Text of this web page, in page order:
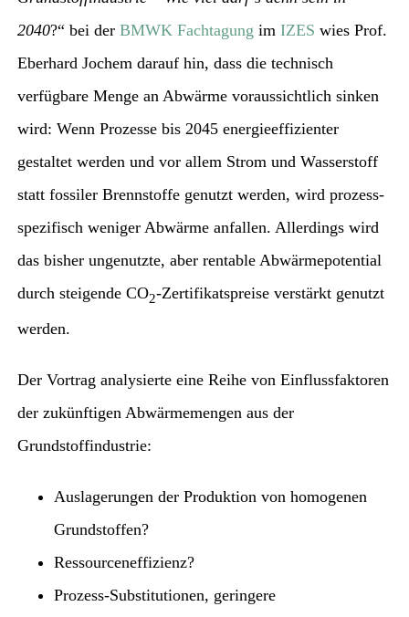
2040?“ bei derBMWK Fachtagung imIZES wies Prof.
Eberhard Jochem darauf hin, dass die technisch
verfügbare Menge an Abwärme voraussichtlich sinken
wird: Wenn Prozesse bis 2045 energieeffizienter
gestaltet werden und vor allem Strom und Wasserstoff
statt fossiler Brennstoffe genutzt werden, wird prozess-
spezifisch weniger Abwärme anfallen. Allerdings wird
das bisher ungenutzte, aber rentable Abwärmepotential
durch steigende CO2-Zertifikatspreise verstärkt genutzt
werden.
Der Vortrag analysierte eine Reihe von Einflussfaktoren
der zukünftigen Abwärmemengen aus der
Grundstoffindustrie:
Auslagerungen der Produktion von homogenen
Grundstoffen?
Ressourceneffizienz?
Prozess-Substitutionen, geringere